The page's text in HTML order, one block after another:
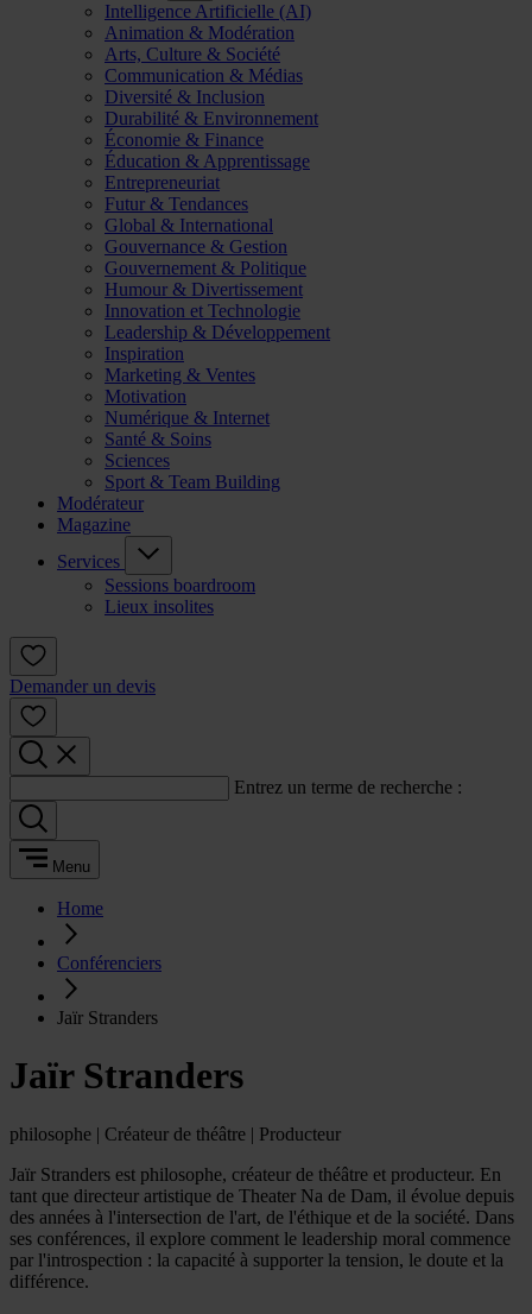
Intelligence Artificielle (AI)
Animation & Modération
Arts, Culture & Société
Communication & Médias
Diversité & Inclusion
Durabilité & Environnement
Économie & Finance
Éducation & Apprentissage
Entrepreneuriat
Futur & Tendances
Global & International
Gouvernance & Gestion
Gouvernement & Politique
Humour & Divertissement
Innovation et Technologie
Leadership & Développement
Inspiration
Marketing & Ventes
Motivation
Numérique & Internet
Santé & Soins
Sciences
Sport & Team Building
Modérateur
Magazine
Services
Sessions boardroom
Lieux insolites
Demander un devis
Entrez un terme de recherche :
Menu
Home
Conférenciers
Jaïr Stranders
Jaïr Stranders
philosophe | Créateur de théâtre | Producteur
Jaïr Stranders est philosophe, créateur de théâtre et producteur. En
tant que directeur artistique de Theater Na de Dam, il évolue depuis
des années à l'intersection de l'art, de l'éthique et de la société. Dans
ses conférences, il explore comment le leadership moral commence
par l'introspection : la capacité à supporter la tension, le doute et la
différence.